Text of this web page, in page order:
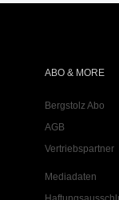
ABO & MORE
Bergstolz Abo
AGB
Vertriebspartner
Mediadaten